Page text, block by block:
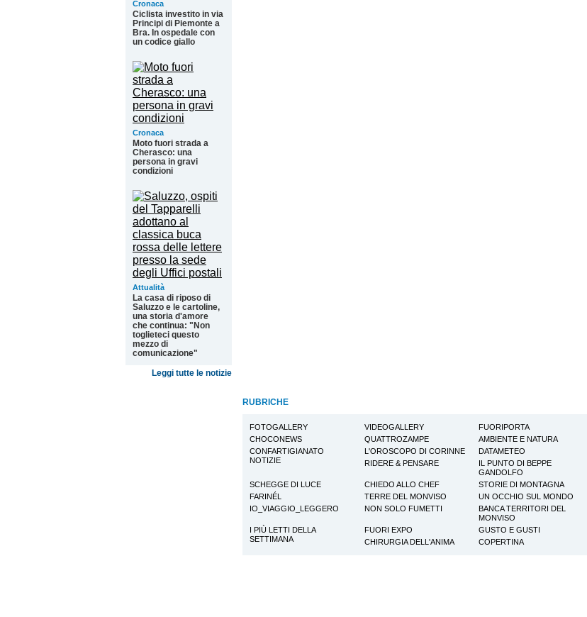
Cronaca
Ciclista investito in via
Principi di Piemonte a
Bra. In ospedale con
un codice giallo
Cronaca
Moto fuori strada a
Cherasco: una
persona in gravi
condizioni
Attualità
La casa di riposo di
Saluzzo e le cartoline,
una storia d'amore
che continua: "Non
toglieteci questo
mezzo di
comunicazione"
Leggi tutte le notizie
RUBRICHE
FOTOGALLERY VIDEOGALLERY
FUORIPORTA
CHOCONEWS
QUATTROZAMPE
AMBIENTE E NATURA
CONFARTIGIANATO
NOTIZIE
L'OROSCOPO DI CORINNE
DATAMETEO
RIDERE & PENSARE
IL PUNTO DI BEPPE
GANDOLFO
SCHEGGE DI LUCE
CHIEDO ALLO CHEF
STORIE DI MONTAGNA
FARINÉL
TERRE DEL MONVISO
UN OCCHIO SUL MONDO
IO_VIAGGIO_LEGGERO
NON SOLO FUMETTI
BANCA TERRITORI DEL
MONVISO
I PIÙ LETTI DELLA
SETTIMANA
FUORI EXPO
GUSTO E GUSTI
CHIRURGIA DELL'ANIMA
COPERTINA